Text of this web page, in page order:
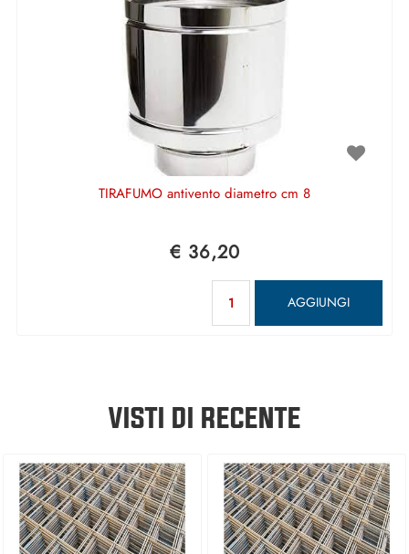
TIRAFUMO antivento diametro cm 8
€ 36,20
AGGIUNGI
VISTI DI RECENTE